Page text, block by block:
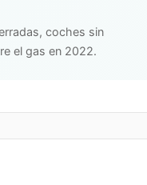
coches sin
el gas en 2022.